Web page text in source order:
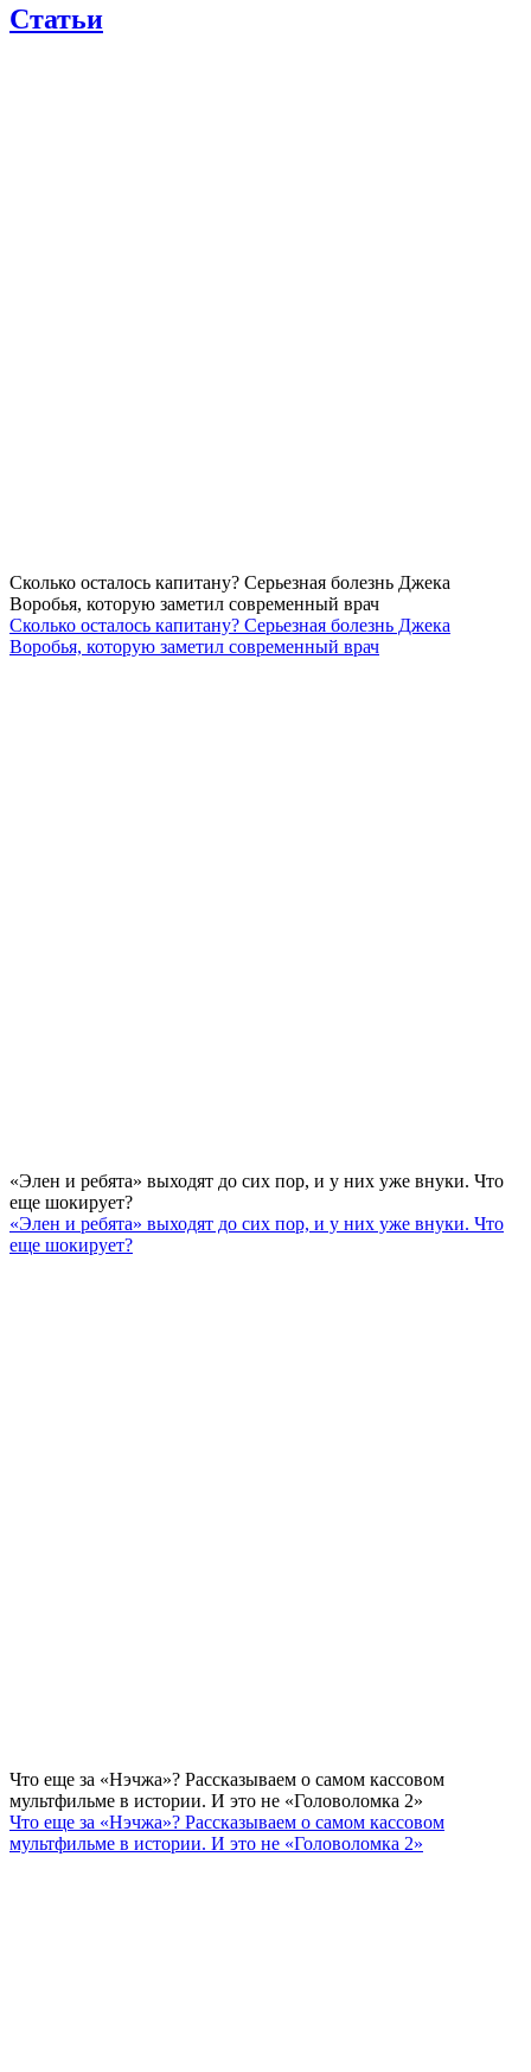
Статьи
Сколько осталось капитану? Серьезная болезнь Джека
Воробья, которую заметил современный врач
Сколько осталось капитану? Серьезная болезнь Джека
Воробья, которую заметил современный врач
«Элен и ребята» выходят до сих пор, и у них уже внуки. Что
еще шокирует?
«Элен и ребята» выходят до сих пор, и у них уже внуки. Что
еще шокирует?
Что еще за «Нэчжа»? Рассказываем о самом кассовом
мультфильме в истории. И это не «Головоломка 2»
Что еще за «Нэчжа»? Рассказываем о самом кассовом
мультфильме в истории. И это не «Головоломка 2»